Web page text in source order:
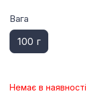
Вага
100 г
Немає в наявності